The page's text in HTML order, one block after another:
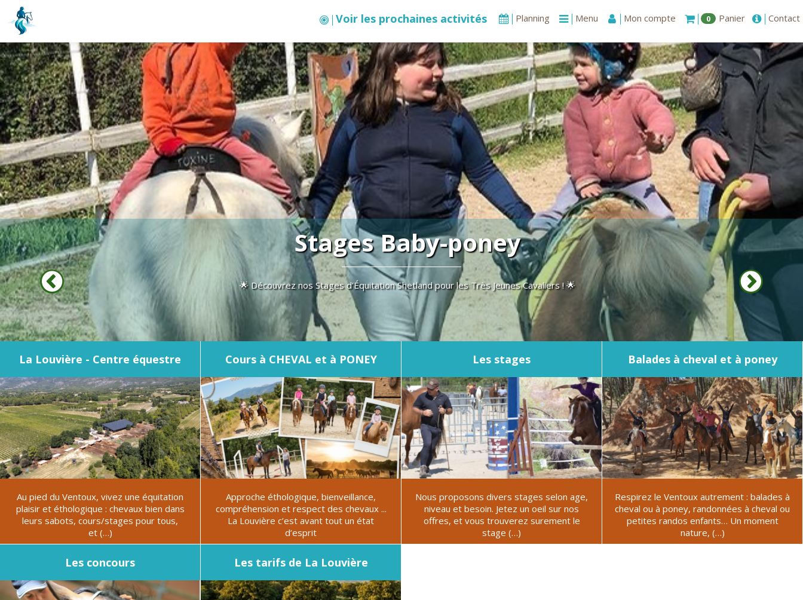
Voir les prochaines activités Planning Menu Mon compte 0 Panier Contact
Stages Baby-poney
🌟 Découvrez nos Stages d’Équitation Shetland pour les Très Jeunes Cavaliers ! 🌟
La Louvière - Centre équestre
Au pied du Ventoux, vivez une équitation
plaisir et éthologique : chevaux bien dans
leurs sabots, cours/stages pour tous,
et (…)
Cours à CHEVAL et à PONEY
Approche éthologique, bienveillance,
compréhension et respect des chevaux ...
La Louvière c’est avant tout un état
d’esprit
Les stages
Nous proposons divers stages selon age,
niveau et besoin. Jetez un oeil sur nos
offres, et vous trouverez surement le
stage (…)
Balades à cheval et à poney
Respirez le Ventoux autrement : balades à
cheval ou à poney, randonnées à cheval ou
petites randos enfants… Un moment
nature, (…)
Les concours Les tarifs de La Louvière